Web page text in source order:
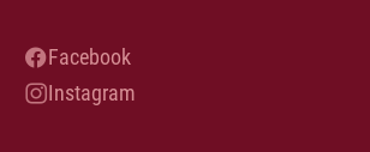
Facebook
Instagram